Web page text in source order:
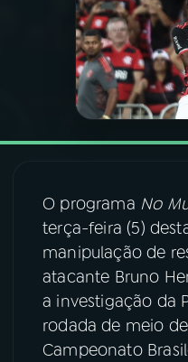
PODCASTS
VIDEOCASTS
07ÚLTIMAS
08FESTIVAL DE
ACOMPANHE A RÁDIO
YouTube
Instagram
O programa No
terça-feira (5)
manipulação de
atacante Bruno
a investigação da
rodada de meio
Campeonato